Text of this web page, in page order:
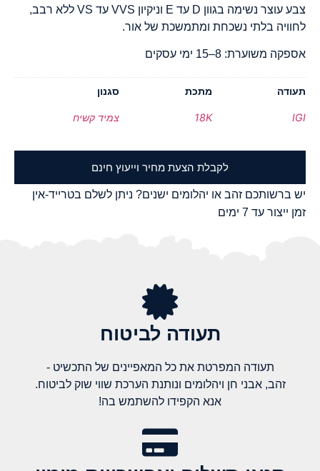
צבע עוצר נשימה בגוון D עד E וניקיון VVS עד VS ללא רבב,
לחוויה בלתי נשכחת ומתמשכת של אור.
אספקה משוערת: 8–15 ימי עסקים
תעודה
IGI
מתכת
18K
סגנון
צמיד קשיח
לקבלת הצעת מחיר וייעוץ חינם
יש ברשותכם זהב או יהלומים ישנים? ניתן לשלם בטרייד-אין
זמן ייצור עד 7 ימים
תעודה לביטוח
תעודה המפרטת את כל המאפיינים של התכשיט -
זהב, אבני חן ויהלומים ונותנת הערכת שווי שוק לביטוח.
אנא הקפידו להשתמש בה!